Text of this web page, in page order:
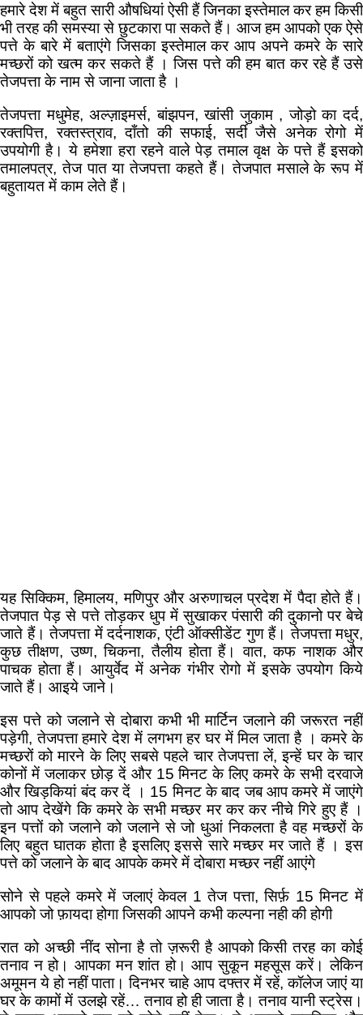
हमारे देश में बहुत सारी औषधियां ऐसी हैं जिनका इस्तेमाल कर हम किसी
भी तरह की समस्या से छुटकारा पा सकते हैं। आज हम आपको एक ऐसे
पत्ते के बारे में बताएंगे जिसका इस्तेमाल कर आप अपने कमरे के सारे
मच्छरों को खत्म कर सकते हैं । जिस पत्ते की हम बात कर रहे हैं उसे
तेजपत्ता के नाम से जाना जाता है ।
तेजपत्ता मधुमेह, अल्ज़ाइमर्स, बांझपन, खांसी जुकाम , जोड़ो का दर्द,
रक्तपित्त, रक्तस्त्राव, दाँतो की सफाई, सर्दी जैसे अनेक रोगो में
उपयोगी है। ये हमेशा हरा रहने वाले पेड़ तमाल वृक्ष के पत्ते हैं इसको
तमालपत्र, तेज पात या तेजपत्ता कहते हैं। तेजपात मसाले के रूप में
बहुतायत में काम लेते हैं।
यह सिक्किम, हिमालय, मणिपुर और अरुणाचल प्रदेश में पैदा होते हैं।
तेजपात पेड़ से पत्ते तोड़कर धुप में सुखाकर पंसारी की दुकानो पर बेचे
जाते हैं। तेजपत्ता में दर्दनाशक, एंटी ऑक्सीडेंट गुण हैं। तेजपत्ता मधुर,
कुछ तीक्षण, उष्ण, चिकना, तैलीय होता हैं। वात, कफ नाशक और
पाचक होता हैं। आयुर्वेद में अनेक गंभीर रोगो में इसके उपयोग किये
जाते हैं। आइये जाने।
इस पत्ते को जलाने से दोबारा कभी भी मार्टिन जलाने की जरूरत नहीं
पड़ेगी, तेजपत्ता हमारे देश में लगभग हर घर में मिल जाता है । कमरे के
मच्छरों को मारने के लिए सबसे पहले चार तेजपत्ता लें, इन्हें घर के चार
कोनों में जलाकर छोड़ दें और 15 मिनट के लिए कमरे के सभी दरवाजे
और खिड़कियां बंद कर दें । 15 मिनट के बाद जब आप कमरे में जाएंगे
तो आप देखेंगे कि कमरे के सभी मच्छर मर कर कर नीचे गिरे हुए हैं ।
इन पत्तों को जलाने को जलाने से जो धुआं निकलता है वह मच्छरों के
लिए बहुत घातक होता है इसलिए इससे सारे मच्छर मर जाते हैं । इस
पत्ते को जलाने के बाद आपके कमरे में दोबारा मच्छर नहीं आएंगे
सोने से पहले कमरे में जलाएं केवल 1 तेज पत्ता, सिर्फ़ 15 मिनट में
आपको जो फ़ायदा होगा जिसकी आपने कभी कल्पना नही की होगी
रात को अच्छी नींद सोना है तो ज़रूरी है आपको किसी तरह का कोई
तनाव न हो। आपका मन शांत हो। आप सुकून महसूस करें। लेकिन
अमूमन ये हो नहीं पाता। दिनभर चाहे आप दफ्तर में रहें, कॉलेज जाएं या
घर के कामों में उलझे रहें… तनाव हो ही जाता है। तनाव यानी स्ट्रेस।